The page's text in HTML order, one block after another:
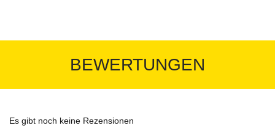
BEWERTUNGEN
Es gibt noch keine Rezensionen